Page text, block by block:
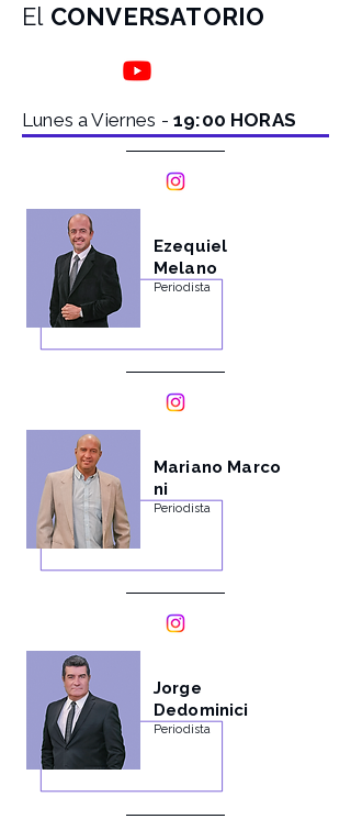
El CONVERSATORIO
Lunes a Viernes -19:00 HORAS
Ezequiel
Melano
Periodista
Mariano Marco
ni
Periodista
Jorge
Dedominici
Periodista